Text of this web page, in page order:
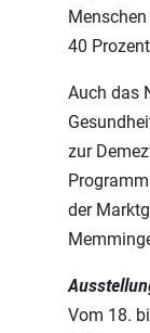
40
Auch das
zur
der
Vom 18.